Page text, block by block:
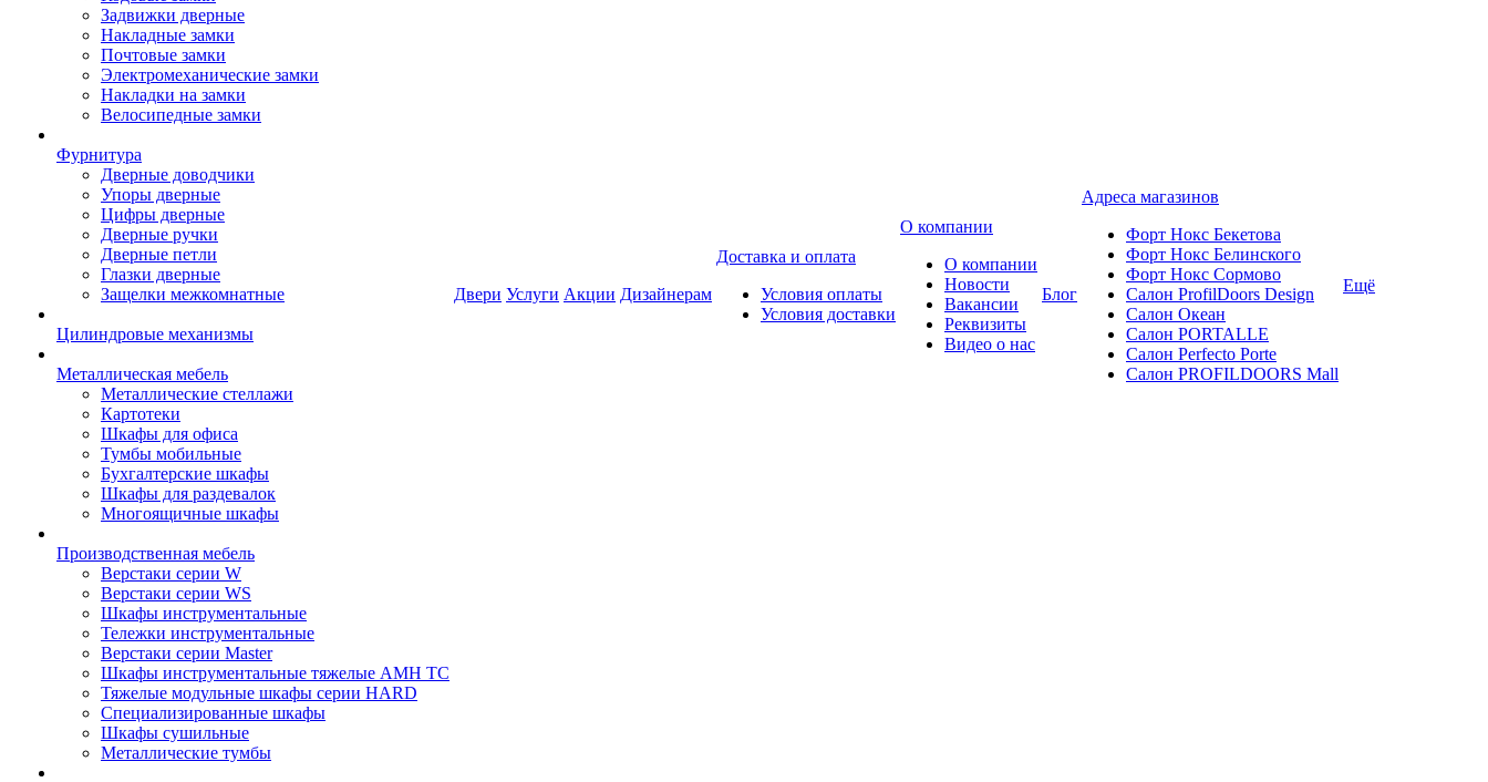
Задвижки дверные
Накладные замки
Почтовые замки
Электромеханические замки
Накладки на замки
Велосипедные замки
Фурнитура
Дверные доводчики
Упоры дверные
Цифры дверные
Дверные ручки
Дверные петли
Глазки дверные
Защелки межкомнатные
Цилиндровые механизмы
Металлическая мебель
Металлические стеллажи
Картотеки
Шкафы для офиса
Тумбы мобильные
Бухгалтерские шкафы
Шкафы для раздевалок
Многоящичные шкафы
Производственная мебель
Верстаки серии W
Верстаки серии WS
Шкафы инструментальные
Тележки инструментальные
Верстаки серии Master
Шкафы инструментальные тяжелые AMH TC
Тяжелые модульные шкафы серии HARD
Cпециализированные шкафы
Шкафы сушильные
Металлические тумбы
Двери Услуги Акции Дизайнерам
Доставка и оплата
Условия оплаты
Условия доставки
О компании
О компании
Новости
Вакансии
Реквизиты
Видео о нас
Блог
Адреса магазинов
Форт Нокс Бекетова
Форт Нокс Белинского
Форт Нокс Сормово
Салон ProfilDoors Design
Салон Океан
Салон PORTALLE
Салон Perfecto Portе
Салон PROFILDOORS Mall
Ещё